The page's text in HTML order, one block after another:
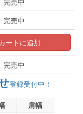
完売中
ートに追加
完売中
登録受付中！
肩幅